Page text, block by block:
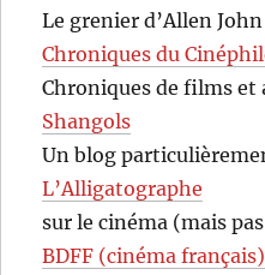
Le grenier d’Allen
Chroniques du
Chroniques de films et
Shangols
Un blog
L’Alligatographe
sur le cinéma (mais
BDFF (cinéma français)